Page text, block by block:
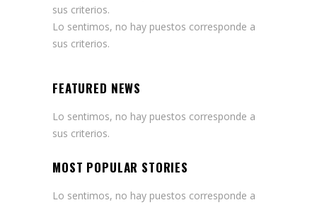
sus criterios.
Lo sentimos, no hay puestos corresponde a
sus criterios.
FEATURED NEWS
Lo sentimos, no hay puestos corresponde a
sus criterios.
MOST POPULAR STORIES
Lo sentimos, no hay puestos corresponde a